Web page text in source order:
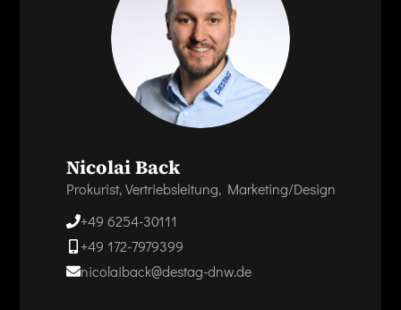
Nicolai Back
Prokurist, Vertriebsleitung, Marketing/Design
+49 6254-30111
+49 172-7979399
nicolaiback@destag-dnw.de